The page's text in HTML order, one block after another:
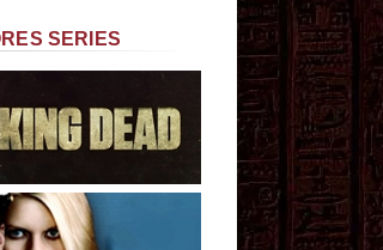
SERIES